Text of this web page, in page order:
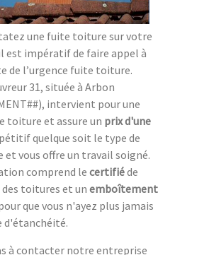
une fuite toiture sur votre
est impératif de faire appel à
de l’urgence fuite toiture.
31, située à Arbon
intervient pour une
toiture et assure un prix d'une
quelque soit le type de
vous offre un travail soigné.
comprend lecertifiéde
toitures et un emboîtement
que vous n'ayez plus jamais
d'étanchéité.
à contacter notre entreprise